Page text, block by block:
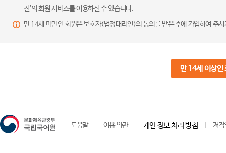
전’의 회원 서비스를 이용하실 수 있습니다.
만 14세 미만인 회원은 보호자(법정대리인)의 동의를 받은 후에 가입하여 주
만 14세 이상인
도움말 이용 약관 개인 정보 처리 방침 저